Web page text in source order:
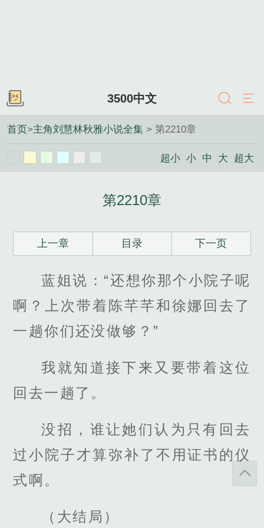
3500中文
首页>主角刘慧林秋雅小说全集 > 第2210章
超小 小 中 大 超大
第2210章
上一章 目录 下一页
蓝姐说：“还想你那个小院子呢
啊？上次带着陈芊芊和徐娜回去了
一趟你们还没做够？”
我就知道接下来又要带着这位
回去一趟了。
没招，谁让她们认为只有回去
过小院子才算弥补了不用证书的仪
式啊。
（大结局）